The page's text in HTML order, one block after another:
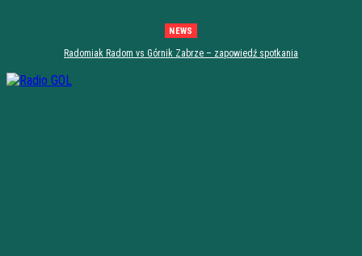
NEWS
Radomiak Radom vs Górnik Zabrze – zapowiedź spotkania